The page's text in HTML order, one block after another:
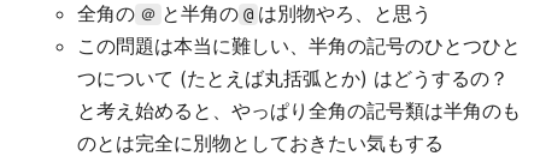
全角の ＠ と半角の @ は別物やろ、と思う
この問題は本当に難しい、半角の記号のひとつひと
つについて (たとえば丸括弧とか) はどうするの？
と考え始めると、やっぱり全角の記号類は半角のも
のとは完全に別物としておきたい気もする